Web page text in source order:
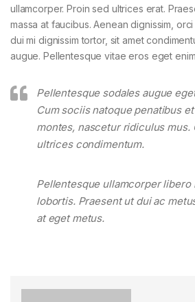
ullamcorper. Proin sed ultrices erat.
massa at faucibus. Aenean dignissim,
dui mi dignissim tortor, sit amet
augue. Pellentesque vitae eros eget
Pellentesque sodales augue
Cum sociis natoque penatibus
montes, nascetur ridiculus mus.
ultrices condimentum.
Pellentesque ullamcorper libero
lobortis. Praesent ut dui ac
at eget metus.